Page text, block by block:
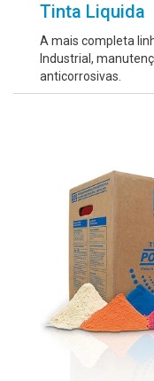
Tinta Liquida
A mais completa
Industrial,
anticorrosivas.